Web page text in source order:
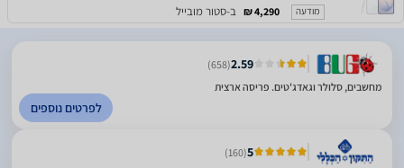
מודעה 4,290 ₪ ב-סטור מובייל
2.59
(658)
מחשבים, סלולר וגאדג'טים. פריסה ארצית
לפרטים נוספים
5
(160)